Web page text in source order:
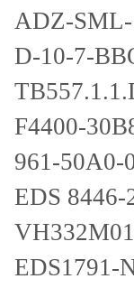
ADZ-SML-
D-10-7-
F4400-
961-50A0-
EDS 8446-
EDS1791-